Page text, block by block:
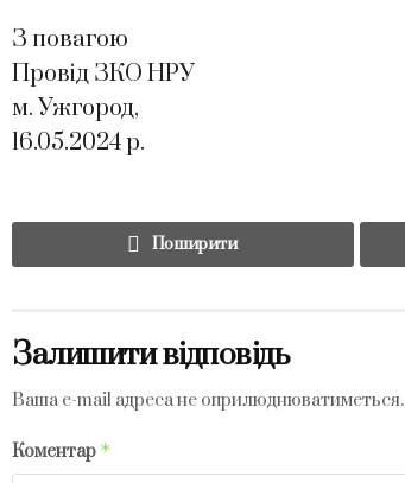
З повагою
Провід ЗКО НРУ
м. Ужгород,
16.05.2024 р.
Поширити
Залишити відповідь
Ваша e-mail адреса не оприлюднюватиметься.
Коментар *